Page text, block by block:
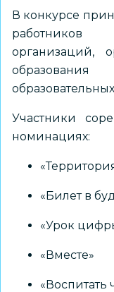
В конкурсе
работников
организаций,
Участники
номинациях:
«Билет в
«Урок
«Вместе»
«Воспитать